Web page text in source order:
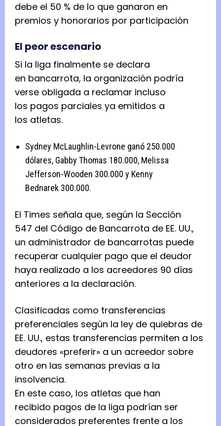
debe el 50 % de lo que ganaron en
premios y honorarios por participación
El peor escenario
Si la liga finalmente se declara
en bancarrota, la organización podría
verse obligada a reclamar incluso
los pagos parciales ya emitidos a
los atletas.
Sydney McLaughlin-Levrone ganó 250.000
dólares, Gabby Thomas 180.000, Melissa
Jefferson-Wooden 300.000 y Kenny
Bednarek 300.000.
El Times señala que, según la Sección
547 del Código de Bancarrota de EE. UU.,
un administrador de bancarrotas puede
recuperar cualquier pago que el deudor
haya realizado a los acreedores 90 días
anteriores a la declaración.
Clasificadas como transferencias
preferenciales según la ley de quiebras de
EE. UU., estas transferencias permiten a los
deudores «preferir» a un acreedor sobre
otro en las semanas previas a la
insolvencia.
En este caso, los atletas que han
recibido pagos de la liga podrían ser
considerados preferentes frente a los